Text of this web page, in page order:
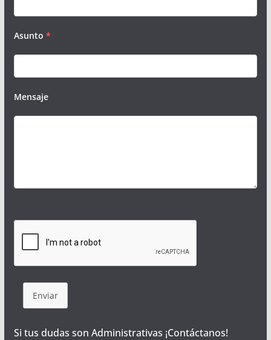
Asunto *
Mensaje
Enviar
Si tus dudas son Administrativas ¡Contáctanos!